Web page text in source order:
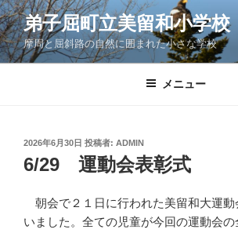
コ
ン
テ
ン
弟子屈町立美留和小学校
摩周と屈斜路の自然に囲まれた小さな学校
メニュー
投
稿
日:
2026年6月30日 投稿者: ADMIN
6/29 運動会表彰式
朝会で２１日に行われた美留和大運動
いました。全ての児童が今回の運動会